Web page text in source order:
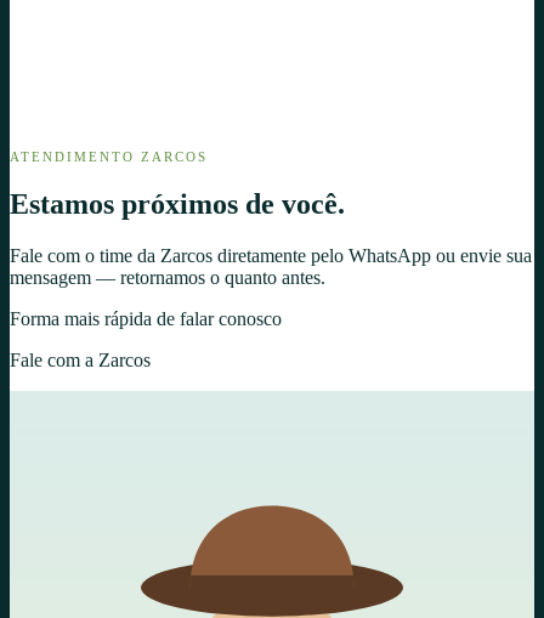
ATENDIMENTO ZARCOS
Estamos próximos de você.
Fale com o time da Zarcos diretamente pelo WhatsApp ou envie sua
mensagem — retornamos o quanto antes.
Forma mais rápida de falar conosco
Fale com a Zarcos